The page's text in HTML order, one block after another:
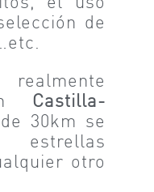
de
Castilla-
30km se
estrellas
otro